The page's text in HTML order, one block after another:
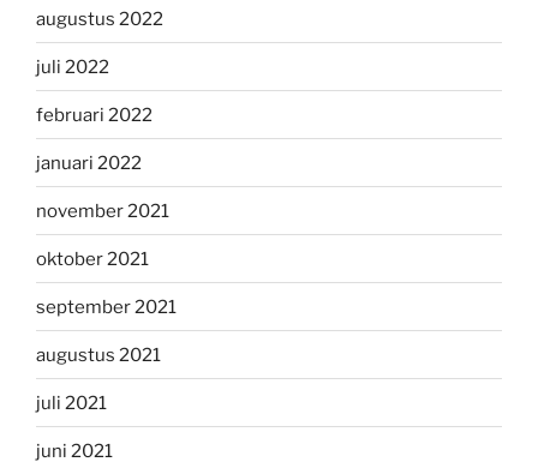
augustus 2022
juli 2022
februari 2022
januari 2022
november 2021
oktober 2021
september 2021
augustus 2021
juli 2021
juni 2021